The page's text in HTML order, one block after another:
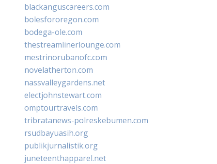
blackanguscareers.com
bolesfororegon.com
bodega-ole.com
thestreamlinerlounge.com
mestrinorubanofc.com
novelatherton.com
nassvalleygardens.net
electjohnstewart.com
omptourtravels.com
tribratanews-polreskebumen.com
rsudbayuasih.org
publikjurnalistik.org
juneteenthapparel.net